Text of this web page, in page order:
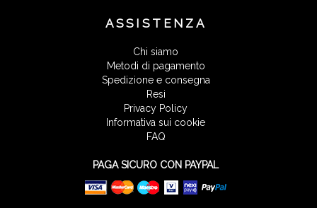
ASSISTENZA
Chi siamo
Metodi di pagamento
Spedizione e consegna
Resi
Privacy Policy
Informativa sui cookie
FAQ
PAGA SICURO CON PAYPAL